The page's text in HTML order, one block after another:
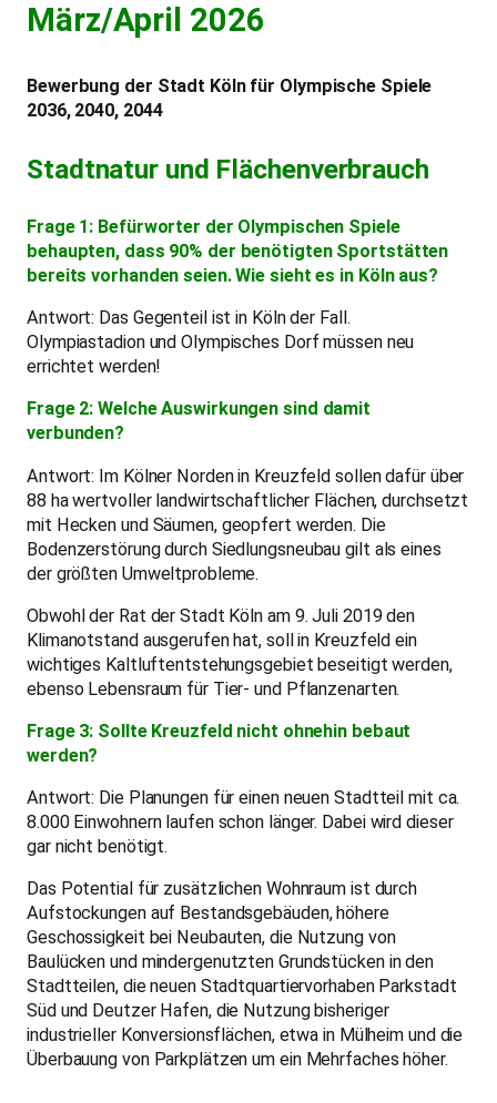
März/April 2026
Bewerbung der Stadt Köln für Olympische Spiele
2036, 2040, 2044
Stadtnatur und Flächenverbrauch
Frage 1: Befürworter der Olympischen Spiele
behaupten, dass 90% der benötigten Sportstätten
bereits vorhanden seien. Wie sieht es in Köln aus?
Antwort: Das Gegenteil ist in Köln der Fall.
Olympiastadion und Olympisches Dorf müssen neu
errichtet werden!
Frage 2: Welche Auswirkungen sind damit
verbunden?
Antwort: Im Kölner Norden in Kreuzfeld sollen dafür über
88 ha wertvoller landwirtschaftlicher Flächen, durchsetzt
mit Hecken und Säumen, geopfert werden. Die
Bodenzerstörung durch Siedlungsneubau gilt als eines
der größten Umweltprobleme.
Obwohl der Rat der Stadt Köln am 9. Juli 2019 den
Klimanotstand ausgerufen hat, soll in Kreuzfeld ein
wichtiges Kaltluftentstehungsgebiet beseitigt werden,
ebenso Lebensraum für Tier- und Pflanzenarten.
Frage 3: Sollte Kreuzfeld nicht ohnehin bebaut
werden?
Antwort: Die Planungen für einen neuen Stadtteil mit ca.
8.000 Einwohnern laufen schon länger. Dabei wird dieser
gar nicht benötigt.
Das Potential für zusätzlichen Wohnraum ist durch
Aufstockungen auf Bestandsgebäuden, höhere
Geschossigkeit bei Neubauten, die Nutzung von
Baulücken und mindergenutzten Grundstücken in den
Stadtteilen, die neuen Stadtquartiervorhaben Parkstadt
Süd und Deutzer Hafen, die Nutzung bisheriger
industrieller Konversionsflächen, etwa in Mülheim und die
Überbauung von Parkplätzen um ein Mehrfaches höher.